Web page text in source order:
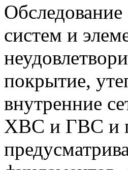
систем и
покрытие,
внутренние
ХВС и ГВС и